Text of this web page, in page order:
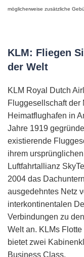
möglicherweise zusätzliche
KLM: Fliegen
der Welt
KLM Royal Dutch
Fluggesellschaft der
Heimatflughafen in
Jahre 1919
existierende
ihrem
Luftfahrtallianz
2004 das
ausgedehntes Netz
interkontinentalen
Verbindungen zu
Welt an. KLMs
bietet zwei
Business Class.